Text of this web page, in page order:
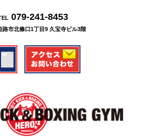
079-241-8453
路市北條口1丁目9 久宝寺ビル3階